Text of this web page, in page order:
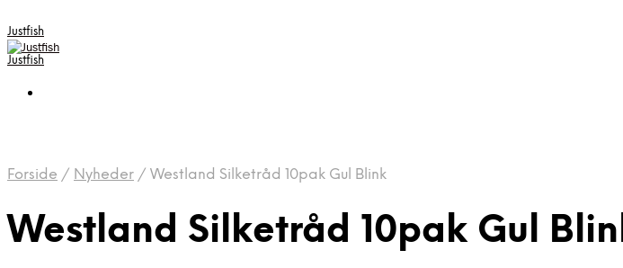
Justfish
Justfish
Forside / Nyheder / Westland Silketråd 10pak Gul Blink
Westland Silketråd 10pak Gul